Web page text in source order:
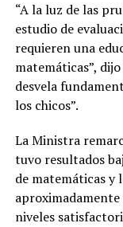
“A la luz de las
estudio de
requieren una
matemáticas”,
desvela
los chicos”.
La Ministra
tuvo resultados
de matemáticas y
aproximadamente
niveles